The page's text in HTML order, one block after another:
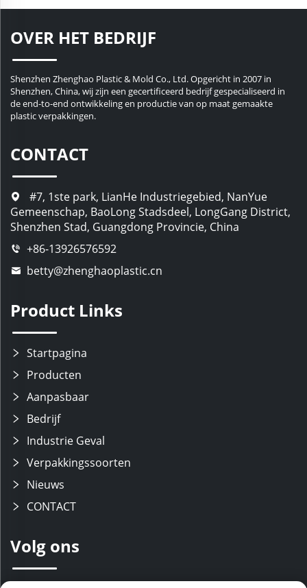
OVER HET BEDRIJF
Shenzhen Zhenghao Plastic & Mold Co., Ltd. Opgericht in 2007 in
Shenzhen, China, wij zijn een gecertificeerd bedrijf gespecialiseerd in
de end-to-end ontwikkeling en productie van op maat gemaakte
plastic verpakkingen.
CONTACT
#7, 1ste park, LianHe Industriegebied, NanYue
Gemeenschap, BaoLong Stadsdeel, LongGang District,
Shenzhen Stad, Guangdong Provincie, China
+86-13926576592
betty@zhenghaoplastic.cn
Product Links
Startpagina
Producten
Aanpasbaar
Bedrijf
Industrie Geval
Verpakkingssoorten
Nieuws
CONTACT
Volg ons